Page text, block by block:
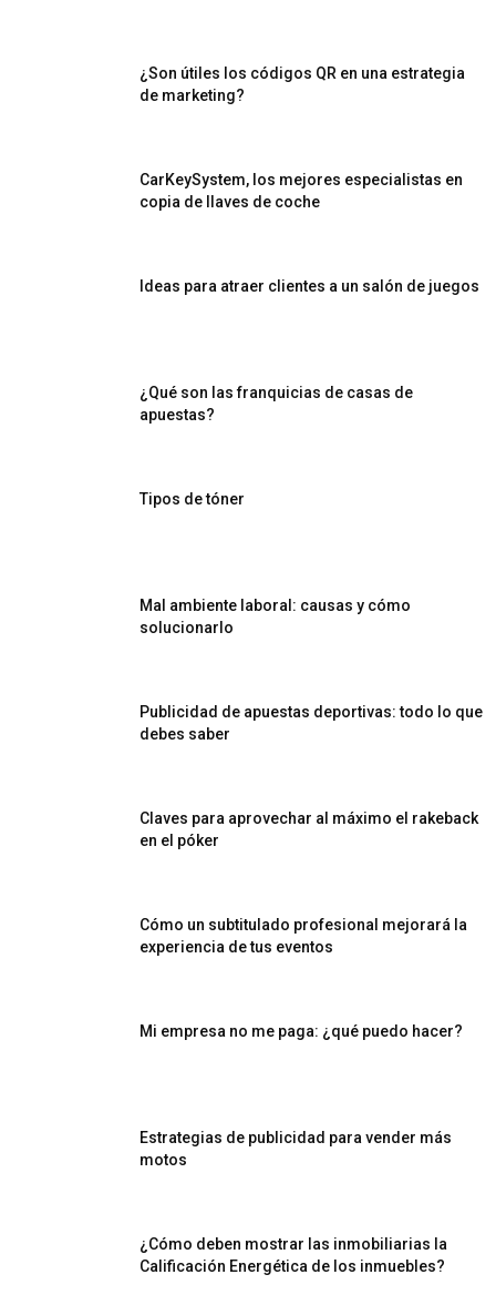
¿Son útiles los códigos QR en una estrategia
de marketing?
CarKeySystem, los mejores especialistas en
copia de llaves de coche
Ideas para atraer clientes a un salón de juegos
¿Qué son las franquicias de casas de
apuestas?
Tipos de tóner
Mal ambiente laboral: causas y cómo
solucionarlo
Publicidad de apuestas deportivas: todo lo que
debes saber
Claves para aprovechar al máximo el rakeback
en el póker
Cómo un subtitulado profesional mejorará la
experiencia de tus eventos
Mi empresa no me paga: ¿qué puedo hacer?
Estrategias de publicidad para vender más
motos
¿Cómo deben mostrar las inmobiliarias la
Calificación Energética de los inmuebles?